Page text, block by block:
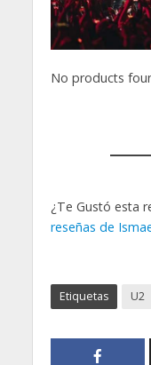
No products
¿Te Gustó esta
reseñas de
Etiquetas U2